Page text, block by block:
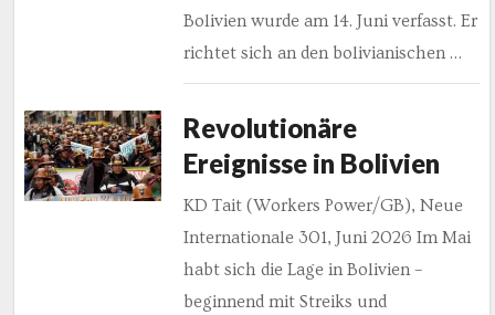
Bolivien wurde am 14. Juni verfasst. Er
richtet sich an den bolivianischen …
Revolutionäre
Ereignisse in Bolivien
KD Tait (Workers Power/GB), Neue
Internationale 301, Juni 2026 Im Mai
habt sich die Lage in Bolivien –
beginnend mit Streiks und